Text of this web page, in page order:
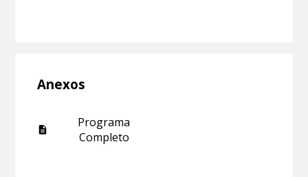
Anexos
Programa
Completo